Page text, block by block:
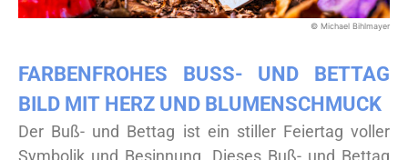
© Michael Bihlmayer
FARBENFROHES BUSS- UND BETTAG B
ILD MIT HERZ UND BLUMENSCHMUCK
Der Buß- und Bettag ist ein stiller Feiertag voller
Symbolik und Besinnung. Dieses Buß- und Bettag